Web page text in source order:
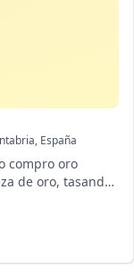
España
compro oro
de oro, tasando
galería online